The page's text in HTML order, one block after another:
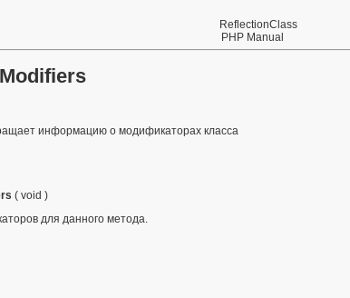
ReflectionClass
PHP Manual
информацию о модификаторах класса
( void )
для данного метода.